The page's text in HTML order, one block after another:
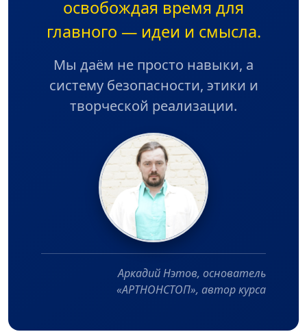
освобождая время для
главного — идеи и смысла.
Мы даём не просто навыки, а
систему безопасности, этики и
творческой реализации.
Аркадий Нэтов, основатель
«АРТНОНСТОП», автор курса